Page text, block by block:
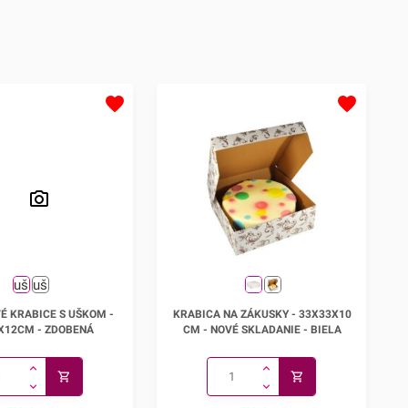
koláčov. Vynikajúco sa hodí aj na
príležitostiach.V prípade, že
potrebujete krabičku iných
rozmerov, odporúčame prezrieť aj
ostatné krabice s
uškom.50ks/bal.Krabice
dodávame v rozloženom stave!
KRABICE S UŠKOM -
- ZDOBENÁ
cm - NOVÉ SKLADANIE
KRABICA NA ZÁKUSKY - 33X33X10
CM - NOVÉ SKLADANIE - BIELA